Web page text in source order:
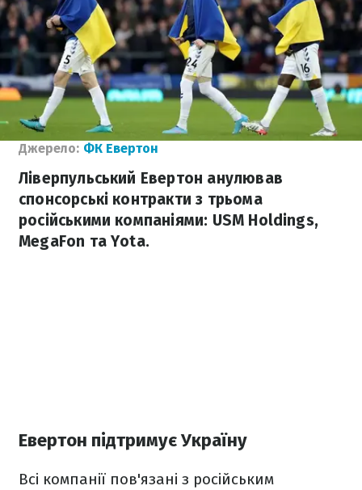
Джерело: ФК Евертон
Ліверпульський Евертон анулював
спонсорські контракти з трьома
російськими компаніями: USM Holdings,
MegaFon та Yota.
Евертон підтримує Україну
Всі компанії пов'язані з російським